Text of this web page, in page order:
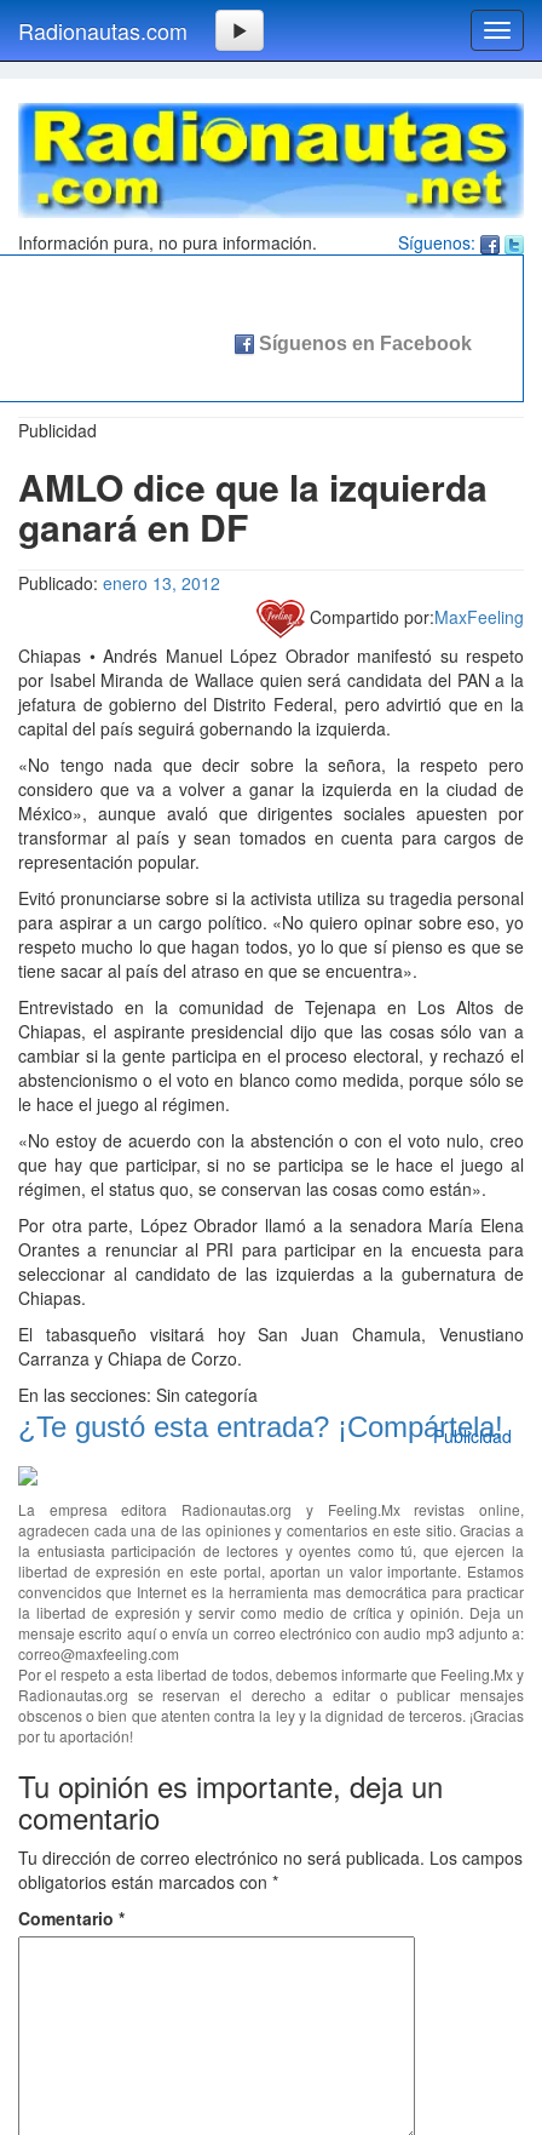
Radionautas.com
Síguenos:
Información pura, no pura información.
Publicidad
AMLO dice que la izquierda
ganará en DF
Publicado: enero 13, 2012
Compartido por:MaxFeeling
Chiapas • Andrés Manuel López Obrador manifestó su respeto
por Isabel Miranda de Wallace quien será candidata del PAN a la
jefatura de gobierno del Distrito Federal, pero advirtió que en la
capital del país seguirá gobernando la izquierda.
«No tengo nada que decir sobre la señora, la respeto pero
considero que va a volver a ganar la izquierda en la ciudad de
México», aunque avaló que dirigentes sociales apuesten por
transformar al país y sean tomados en cuenta para cargos de
representación popular.
Evitó pronunciarse sobre si la activista utiliza su tragedia personal
para aspirar a un cargo político. «No quiero opinar sobre eso, yo
respeto mucho lo que hagan todos, yo lo que sí pienso es que se
tiene sacar al país del atraso en que se encuentra».
Entrevistado en la comunidad de Tejenapa en Los Altos de
Chiapas, el aspirante presidencial dijo que las cosas sólo van a
cambiar si la gente participa en el proceso electoral, y rechazó el
abstencionismo o el voto en blanco como medida, porque sólo se
le hace el juego al régimen.
«No estoy de acuerdo con la abstención o con el voto nulo, creo
que hay que participar, si no se participa se le hace el juego al
régimen, el status quo, se conservan las cosas como están».
Por otra parte, López Obrador llamó a la senadora María Elena
Orantes a renunciar al PRI para participar en la encuesta para
seleccionar al candidato de las izquierdas a la gubernatura de
Chiapas.
El tabasqueño visitará hoy San Juan Chamula, Venustiano
Carranza y Chiapa de Corzo.
En las secciones: Sin categoría
¿Te gustó esta entrada? ¡Compártela!
Publicidad
La empresa editora Radionautas.org y Feeling.Mx revistas online,
agradecen cada una de las opiniones y comentarios en este sitio. Gracias a
la entusiasta participación de lectores y oyentes como tú, que ejercen la
libertad de expresión en este portal, aportan un valor importante. Estamos
convencidos que Internet es la herramienta mas democrática para practicar
la libertad de expresión y servir como medio de crítica y opinión. Deja un
mensaje escrito aquí o envía un correo electrónico con audio mp3 adjunto a:
correo@maxfeeling.com
Por el respeto a esta libertad de todos, debemos informarte que Feeling.Mx y
Radionautas.org se reservan el derecho a editar o publicar mensajes
obscenos o bien que atenten contra la ley y la dignidad de terceros. ¡Gracias
por tu aportación!
Tu opinión es importante, deja un
comentario
Tu dirección de correo electrónico no será publicada. Los campos
obligatorios están marcados con *
Comentario *